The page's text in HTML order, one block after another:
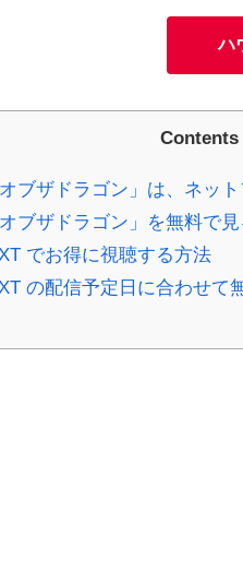
ハ
Contents
オブザドラゴン」は、ネッ
オブザドラゴン」を無料で
でお得に視聴する方法
の配信予定日に合わせて